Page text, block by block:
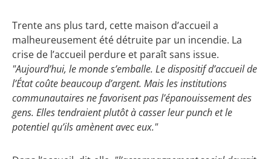
Trente ans plus tard, cette maison d’accueil a
malheureusement été détruite par un incendie. La
crise de l’accueil perdure et paraît sans issue.
"Aujourd’hui, le monde s’emballe. Le dispositif d’accueil de
l’État coûte beaucoup d’argent. Mais les institutions
communautaires ne favorisent pas l’épanouissement des
gens. Elles tendraient plutôt à casser leur punch et le
potentiel qu’ils amènent avec eux."